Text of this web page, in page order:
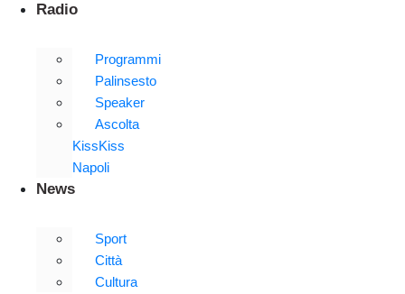
Radio
Programmi
Palinsesto
Speaker
Ascolta
KissKiss
Napoli
News
Sport
Città
Cultura